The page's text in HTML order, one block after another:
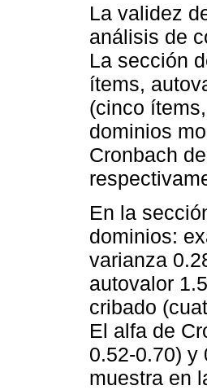
La validez
análisis de
La sección
ítems,
(cinco
dominios
Cronbach
En la
dominios:
varianza
autovalor
cribado
El alfa de
0.52-0.70) y
muestra en